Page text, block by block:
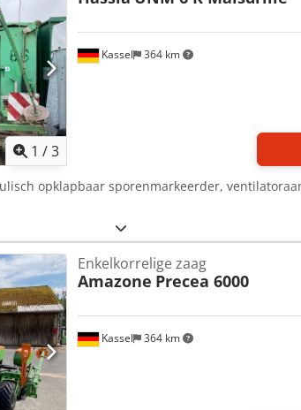
1 /3
Kassel 364 km
opklapbaar sporenmarkeerder,
Kassel 364 km
Enkelkorrelige zaag
Amazone Precea 6000